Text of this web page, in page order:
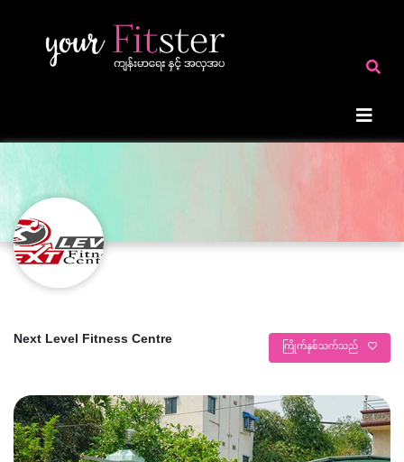
Next Level Fitness Centre ကြိုက်နှစ်သက်သည်